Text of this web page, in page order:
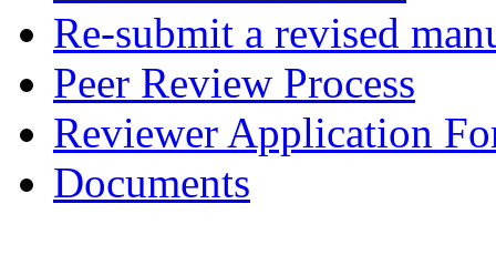
Re-submit a revised
Peer Review Process
Reviewer Application
Documents